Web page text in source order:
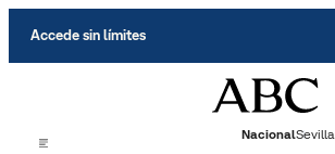
Accede sin límites
NacionalSevilla